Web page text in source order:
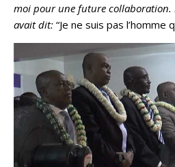
moi pour une future collaboration.
avait dit: “Je ne suis pas l’homme